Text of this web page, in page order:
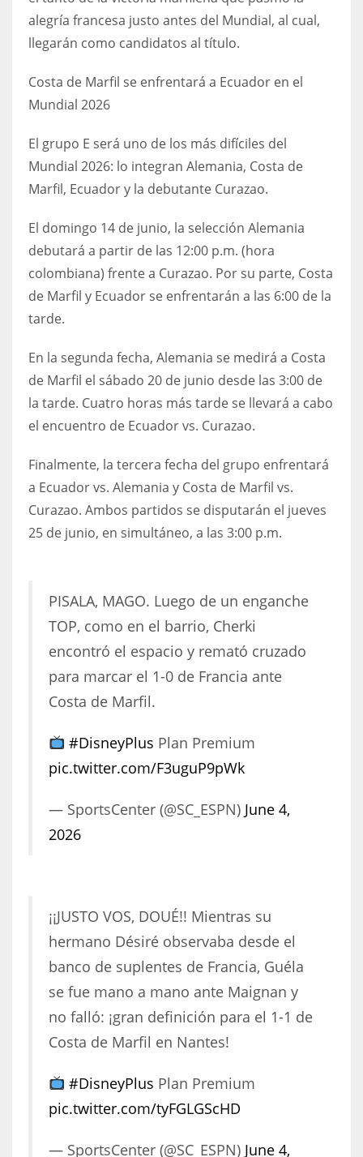
24
17
22
26
alegría francesa justo antes del Mundial, al cual,
llegarán como candidatos al título.
Costa de Marfil se enfrentará a Ecuador en el
Mundial 2026
El grupo E será uno de los más difíciles del
Mundial 2026: lo integran Alemania, Costa de
Marfil, Ecuador y la debutante Curazao.
El domingo 14 de junio, la selección Alemania
debutará a partir de las 12:00 p.m. (hora
colombiana) frente a Curazao. Por su parte, Costa
de Marfil y Ecuador se enfrentarán a las 6:00 de la
tarde.
En la segunda fecha, Alemania se medirá a Costa
de Marfil el sábado 20 de junio desde las 3:00 de
la tarde. Cuatro horas más tarde se llevará a cabo
el encuentro de Ecuador vs. Curazao.
Finalmente, la tercera fecha del grupo enfrentará
a Ecuador vs. Alemania y Costa de Marfil vs.
Curazao. Ambos partidos se disputarán el jueves
25 de junio, en simultáneo, a las 3:00 p.m.
PISALA, MAGO. Luego de un enganche
TOP, como en el barrio, Cherki
encontró el espacio y remató cruzado
para marcar el 1-0 de Francia ante
Costa de Marfil.
#DisneyPlus Plan Premium
pic.twitter.com/F3uguP9pWk
— SportsCenter (@SC_ESPN) June 4,
2026
¡¡JUSTO VOS, DOUÉ!! Mientras su
hermano Désiré observaba desde el
banco de suplentes de Francia, Guéla
se fue mano a mano ante Maignan y
no falló: ¡gran definición para el 1-1 de
Costa de Marfil en Nantes!
#DisneyPlus Plan Premium
pic.twitter.com/tyFGLGScHD
— SportsCenter (@SC_ESPN) June 4,